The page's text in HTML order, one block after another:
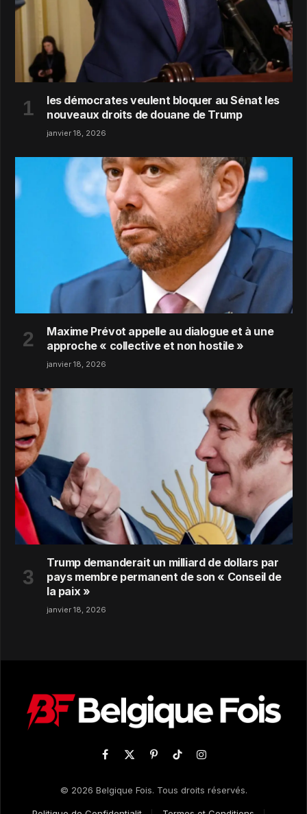
les démocrates veulent bloquer au Sénat les
nouveaux droits de douane de Trump
janvier 18, 2026
Maxime Prévot appelle au dialogue et à une
approche « collective et non hostile »
janvier 18, 2026
Trump demanderait un milliard de dollars par
pays membre permanent de son « Conseil de
la paix »
janvier 18, 2026
Facebook
X
PinterestTikTokInstagram
© 2026 Belgique Fois. Tous droits réservés.